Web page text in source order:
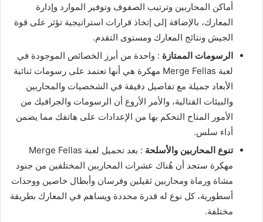
أماكن المحاربين وترتيب الصفوف وتوفير الموارد وإدارة
المعارك، بالإضافة إلى إتخاذ قرارات استراتيجية تؤثر على قوة
الجيش ونتائج المعارك ومستوى التقدم.
الرسومات الممتازة : واحدة من أبرز الخصائص الموجودة في
لعبة Merge Fellas مهكرة هي أنها تعتمد على رسومات ثنائية
الأبعاد جميلة مع تفاصيل دقيقة في الشخصيات والمحاربين
والبيئات القتالية، والأمر الأروع أن الرسومات والجرافيك من
الأمور المتاح التحكم بها من الإعدادات على هاتفك مما يضمن
أداء سلس.
تنوع المحاربين والأسلحة
: بعد تحميل لعبة Merge Fellas
مهكرة ستجد أن هُناك عشرات المحاربين المختلفين من جنود
مشاة ورماة ومحاربين ثقيلين وفرسان وأبطال خاصين ووحدات
أسطورية، كل نوع له قدرة محددة ويساهم في المعارك بطريقة
مختلفة.